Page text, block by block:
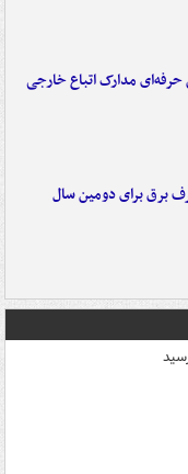
مدارک اتباع خارجی
برق برای دومین سال